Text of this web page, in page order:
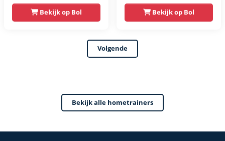
Vliegwiel -
Hartslagmeter -
Incl App - Extreem
Bekijk op Bol
Gebruikers –
Premium Vering &
Demping – Extra
Soepel & Stil –
Bekijk op Bol
Volgende
Bekijk alle hometrainers